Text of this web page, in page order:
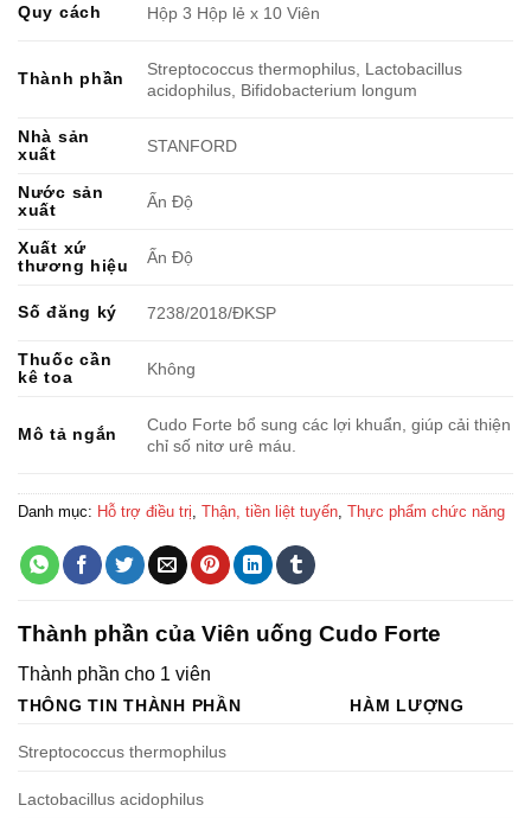
Quy cách Hộp 3 Hộp lẻ x 10 Viên
Thành phần
Streptococcus thermophilus, Lactobacillus
acidophilus, Bifidobacterium longum
Nhà sản
xuất
STANFORD
Nước sản
xuất
Ấn Độ
Xuất xứ
thương hiệu
Ấn Độ
Số đăng ký 7238/2018/ÐKSP
Thuốc cần
kê toa
Không
Mô tả ngắn
Cudo Forte bổ sung các lợi khuẩn, giúp cải thiện
chỉ số nitơ urê máu.
Danh mục: Hỗ trợ điều trị Thận, tiền liệt tuyến Thực phẩm chức năng
Thành phần của Viên uống Cudo Forte
Thành phần cho 1 viên
THÔNG TIN THÀNH PHẦN HÀM LƯỢNG
Streptococcus thermophilus
Lactobacillus acidophilus